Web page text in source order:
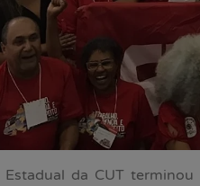
Estadual da CUT